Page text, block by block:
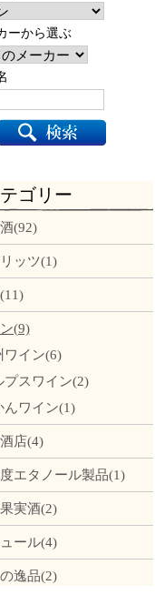
ーから選ぶ
ゴリー
(92)
ッツ(1)
(9)
ワイン(6)
プスワイン(2)
んワイン(1)
店(4)
エタノール製品(1)
実酒(2)
ール(4)
逸品(2)